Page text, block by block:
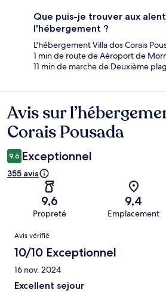
Que puis-je trouver aux
l'hébergement ?
L'hébergement Villa dos Corais
1 min de route de Aéroport de
11 min de marche de Deuxième
Avis
Avis sur
Corais Pousada
9,6 Exceptionnel
355 avis
9,6
Propreté
9,4
Emplacement
Avis
Avis vérifié
10/10 Exceptionnel
16 nov. 2024
Excellent sejour